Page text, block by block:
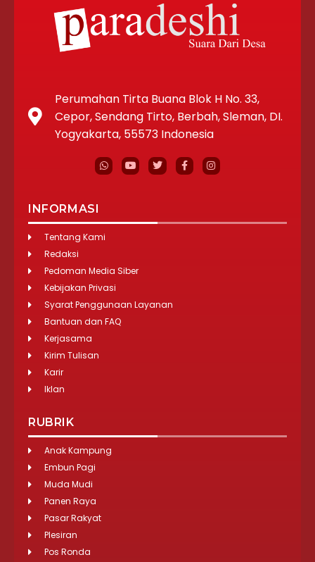
Perumahan Tirta Buana Blok H No. 33,
Cepor, Sendang Tirto, Berbah, Sleman, DI.
Yogyakarta, 55573 Indonesia
INFORMASI
Tentang Kami
Redaksi
Pedoman Media Siber
Kebijakan Privasi
Syarat Penggunaan Layanan
Bantuan dan FAQ
Kerjasama
Kirim Tulisan
Karir
Iklan
RUBRIK
Anak Kampung
Embun Pagi
Muda Mudi
Panen Raya
Pasar Rakyat
Plesiran
Pos Ronda